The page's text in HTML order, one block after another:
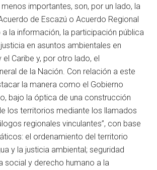
importantes, son, por un lado, la
de Escazú o Acuerdo Regional
la información, la participación pública
en asuntos ambientales en
el Caribe y, por otro lado, el
de la Nación. Con relación a este
la manera como el Gobierno
bajo la óptica de una construcción
los territorios mediante los llamados
regionales vinculantes”, con base
el ordenamiento del territorio
y la justicia ambiental; seguridad
social y derecho humano a la